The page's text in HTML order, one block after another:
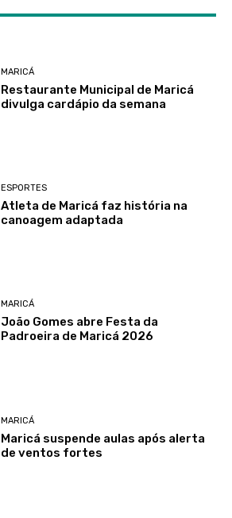
MARICÁ
Restaurante Municipal de Maricá
divulga cardápio da semana
ESPORTES
Atleta de Maricá faz história na
canoagem adaptada
MARICÁ
João Gomes abre Festa da
Padroeira de Maricá 2026
MARICÁ
Maricá suspende aulas após alerta
de ventos fortes